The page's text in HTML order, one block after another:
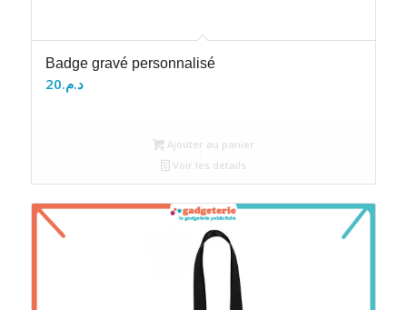
Badge gravé personnalisé
د.م.20
Ajouter au panier
Voir les détails